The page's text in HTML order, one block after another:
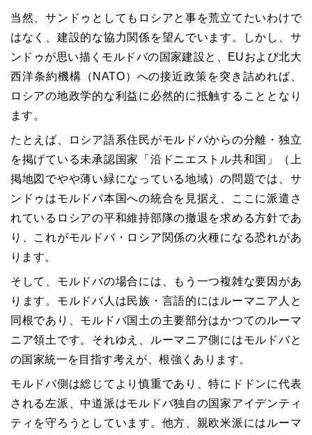
当然、サンドゥとしてもロシアと事を荒立てたいわけで
はなく、建設的な協力関係を望んでいます。しかし、サ
ンドゥが思い描くモルドバの国家建設と、
EUおよび北大
西洋条約機構（ NATO）への接近政策を突き詰めれば、
ロシアの地政学的な利益に必然的に抵触することとなり
ます。
たとえば、ロシア語系住民がモルドバからの分離・独立
を掲げている未承認国家「沿ドニエストル共和国」（上
掲地図でやや薄い緑になっている地域）の問題では、サ
ンドゥはモルドバ本国への統合を見据え、ここに派遣さ
れているロシアの平和維持部隊の撤退を求める方針であ
り、これがモルドバ・ロシア関係の火種になる恐れがあ
ります。
そして、モルドバの場合には、もう一つ複雑な要因があ
ります。モルドバ人は民族・言語的にはルーマニア人と
同根であり、モルドバ国土の主要部分はかつてのルーマ
ニア領土です。それゆえ、ルーマニア側にはモルドバと
の国家統一を目指す考えが、根強くあります。
モルドバ側は総じてより慎重であり、特にドドンに代表
される左派、中道派はモルドバ独自の国家アイデンティ
ティを守ろうとしています。他方、親欧米派にはルーマ